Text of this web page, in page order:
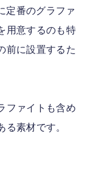
定番のグラファ
用意するのも特
前に設置するた
ファイトも含め
素材です。